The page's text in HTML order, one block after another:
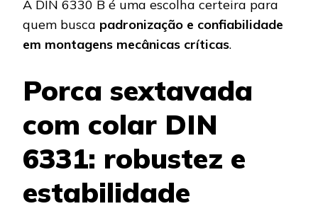
A DIN 6330 B é uma escolha certeira para
quem busca padronização e confiabilidade
em montagens mecânicas críticas.
Porca sextavada
com colar DIN
6331: robustez e
estabilidade